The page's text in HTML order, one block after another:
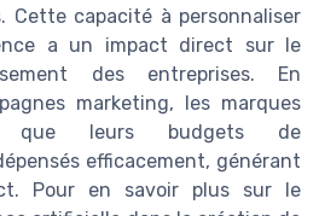
Cette capacité à personnaliser
a un impact direct sur le
des entreprises. En
marketing, les marques
que leurs budgets de
efficacement, générant
Pour en savoir plus sur le